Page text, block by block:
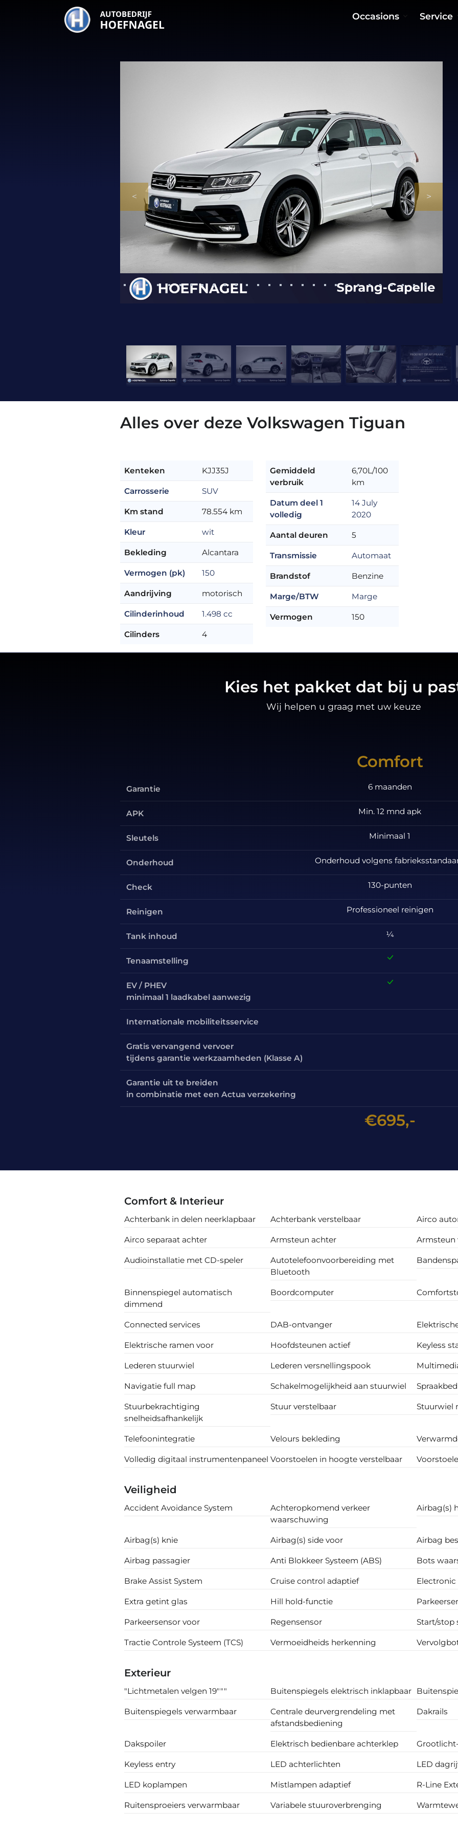
Occasions Service
Alles over deze Volkswagen Tiguan
Kenteken KJJ35J
Carrosserie SUV
Km stand 78.554 km
Kleur wit
Bekleding Alcantara
Vermogen (pk) 150
Aandrijving motorisch
Cilinderinhoud 1.498 cc
Cilinders 4
Gemiddeld
verbruik
6,70L/100
km
Datum deel 1
volledig
14 July
2020
Aantal deuren 5
Transmissie Automaat
Brandstof Benzine
Marge/BTW Marge
Vermogen 150
Kies het pakket dat bij u
Wij helpen u graag met uw keuze
Comfort
Garantie 6 maanden
APK Min. 12 mnd apk
Sleutels Minimaal 1
Onderhoud Onderhoud volgens
Check 130-punten
Reinigen Professioneel reinigen
Tank inhoud ¼
Tenaamstelling
EV / PHEV
minimaal 1 laadkabel aanwezig
Internationale mobiliteitsservice
Gratis vervangend vervoer
tijdens garantie werkzaamheden (Klasse A)
Garantie uit te breiden
in combinatie met een Actua verzekering
€695,-
Comfort & Interieur
Achterbank in delen neerklapbaar Achterbank verstelbaar Airco
Airco separaat achter Armsteun achter Armsteun
Audioinstallatie met CD-speler
Autotelefoonvoorbereiding met
Bluetooth
Binnenspiegel automatisch
dimmend
Boordcomputer
Connected services DAB-ontvanger
Elektrische ramen voor Hoofdsteunen actief Keyless
Lederen stuurwiel Lederen versnellingspook
Navigatie full map Schakelmogelijkheid aan stuurwiel
Stuurbekrachtiging
snelheidsafhankelijk
Stuur verstelbaar Stuurwiel
Telefoonintegratie Velours bekleding
Volledig digitaal instrumentenpaneel Voorstoelen in hoogte verstelbaar
Veiligheid
Accident Avoidance System
Achteropkomend verkeer
waarschuwing
Airbag(s)
Airbag(s) knie Airbag(s) side voor Airbag
Airbag passagier Anti Blokkeer Systeem (ABS) Bots
Brake Assist System Cruise control adaptief Electronic
Extra getint glas Hill hold-functie
Parkeersensor voor Regensensor Start/stop
Tractie Controle Systeem (TCS) Vermoeidheids herkenning
Exterieur
"Lichtmetalen velgen 19""" Buitenspiegels elektrisch inklapbaar
Buitenspiegels verwarmbaar
Centrale deurvergrendeling met
afstandsbediening
Dakrails
Dakspoiler Elektrisch bedienbare achterklep
Keyless entry LED achterlichten LED
LED koplampen Mistlampen adaptief R-Line
Ruitensproeiers verwarmbaar Variabele stuuroverbrenging